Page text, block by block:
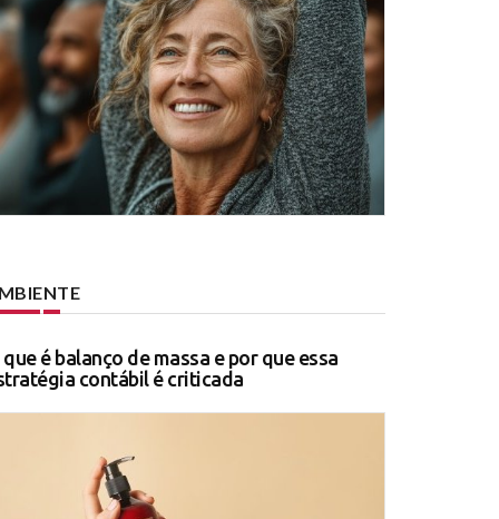
que é balanço de massa e por que essa
contábil é criticada